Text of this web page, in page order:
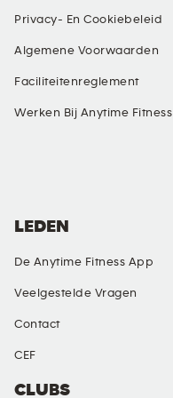
Privacy- En Cookiebeleid
Algemene Voorwaarden
Faciliteitenreglement
Werken Bij Anytime Fitness
CLUBS
LEDEN
De Anytime Fitness App
Veelgestelde Vragen
Contact
CEF